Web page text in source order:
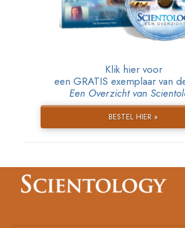
Klik hier voor
een GRATIS exemplaar van
Een Overzicht van
BESTEL HIER »